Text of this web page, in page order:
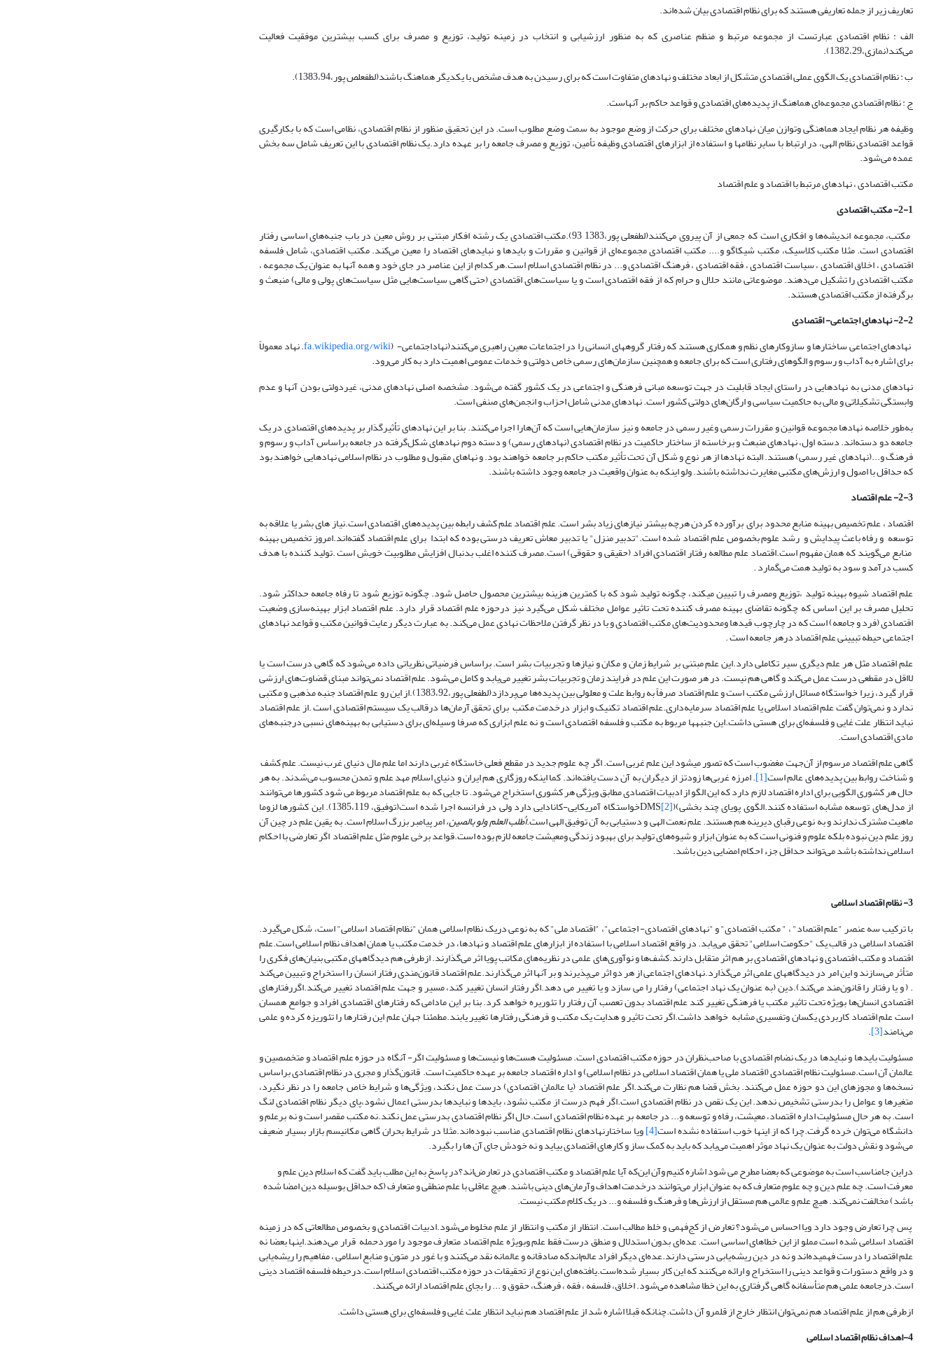
تعاریف زیر از جمله تعاریفی هستند که برای نظام اقتصادی بیان شده‌اند.
الف : نظام اقتصادی عبارتست از مجموعه مرتبط و منظم عناصری که به منظور ارزشیابی و انتخاب در زمینه تولید، توزیع و مصرف برای کسب بیشترین موفقیت فعالیت
می‌کند(نمازی،1382،29).
ب : نظام اقتصادی یک الگوی عملی اقتصادی متشکل از ابعاد مختلف و نهادهای متفاوت است که برای رسیدن به هدف مشخص با یکدیگر هماهنگ باشند(لطفعلص پور،1383،94).
ج : نظام اقتصادی مجموعه‌ای هماهنگ از پدیده‌های اقتصادی و قواعد حاکم بر آنهاست.
وظیفه هر نظام ایجاد هماهنگی وتوازن میان نهادهای مختلف برای حرکت از وضع موجود به سمت وضع مطلوب است. در این تحقیق منظور از نظام اقتصادی، نظامی است که با بکارگیری
قواعد اقتصادی نظام الهی، در ارتباط با سایر نظامها و استفاده از ابزارهای اقتصادی وظیفه تأمین، توزیع و مصرف جامعه را بر عهده دارد.یک نظام اقتصادی با این تعریف شامل سه بخش
عمده می‌شود.
مکتب اقتصادی ، نهادهای مرتبط با اقتصاد و علم اقتصاد
2-1- مکتب اقتصادی
مکتب، مجموعه اندیشه‌ها و افکاری است که جمعی از آن پیروی می‌کنند(لطفعلی پور،1383 93).مکتب اقتصادی یک رشته افکار مبتنی بر روش معین در باب جنبه‌های اساسی رفتار
اقتصادی است. مثلا مکتب کلاسیک، مکتب شیکاگو و.... مکتب اقتصادی مجموعه‌ای از قوانین و مقررات و بایدها و نبایدهای اقتصاد را معین می‌کند. مکتب اقتصادی، شامل فلسفه
اقتصادی ، اخلاق اقتصادی ، سیاست اقتصادی ، فقه اقتصادی ، فرهنگ اقتصادی و... در نظام اقتصادی اسلام است.هر کدام از این عناصر در جای خود و همه آنها به عنوان یک مجموعه ،
مکتب اقتصادی را تشکیل می‌دهند. موضوعاتی مانند حلال و حرام که از فقه اقتصادی است و یا سیاست‌های اقتصادی (حتی گاهی سیاست‌هایی مثل سیاست‌های پولی و مالی) منبعث و
برگرفته از مکتب اقتصادی هستند.
2-2- نهادهای اجتماعی- اقتصادی
نهادهای اجتماعی ساختارها و سازوکارهای نظم و همکاری هستند که رفتار گروههای انسانی را در اجتماعات معین راهبری می‌کنند(نهاداجتماعی- (fa.wikipedia.org/wiki. نهاد معمولاً
برای اشاره به آداب و رسوم و الگوهای رفتاری است که برای جامعه و همچنین سازمان‌های رسمی خاص دولتی و خدمات عمومی اهمیت دارد به کار می‌رود.
نهادهای مدنی به نهادهایی در راستای ایجاد قابلیت در جهت توسعه مبانی فرهنگی و اجتماعی در یک کشور گفته می‌شود. مشخصه اصلی نهادهای مدنی، غیردولتی بودن آنها و عدم
وابستگی تشکیلاتی و مالی به حاکمیت سیاسی و ارگان‌های دولتی کشور است. نهادهای مدنی شامل احزاب و انجمن‌های صنفی است.
به‌طور خلاصه نهادها مجموعه قوانین و مقررات رسمی وغیر رسمی در جامعه و نیز سازمان‌هایی است که آن‌هارا اجرا می‌کنند. بنا بر این نهادهای تأثیرگذار بر پدیده‌های اقتصادی در یک
جامعه دو دسته‌اند. دسته اول، نهادهای منبعث و برخاسته از ساختار حاکمیت در نظام اقتصادی (نهادهای رسمی) و دسته دوم نهادهای شکل‌گرفته در جامعه براساس آداب و رسوم و
فرهنگ و...(نهادهای غیر رسمی) هستند. البته نهادها از هر نوع و شکل آن تحت تأثیر مکتب حاکم بر جامعه خواهند بود. و نهاهای مقبول و مطلوب در نظام اسلامی نهادهایی خواهند بود
که حداقل با اصول و ارزش‌های مکتبی مغایرت نداشته باشند. ولو اینکه به عنوان واقعیت در جامعه وجود داشته باشند.
2-3- علم اقتصاد
اقتصاد ،‌ علم تخصیص بهینه منابع محدود برای برآورده کردن هرچه بیشتر نیازهای زیاد بشر است. علم اقتصاد علم کشف رابطه بین پدیده‌های اقتصادی است.نیاز های بشر یا علاقه به
توسعه و رفاه باعث پیدایش و رشد علوم بخصوص علم اقتصاد شده است."تدبیر منزل" یا تدبیر معاش تعریف درستی بوده که ابتدا برای علم اقتصاد گفته‌اند.امروز تخصیص بهینه
منابع می‌گویند که همان مفهوم است.اقتصاد علم مطالعه رفتار اقتصادی افراد (حقیقی و حقوقی) است.مصرف کننده اغلب بدنبال افزایش مطلوبیت خویش است .تولید کننده با هدف
کسب درآمد و سود به تولید همت می‌گمارد .
علم اقتصاد شیوه بهینه تولید ،توزیع ومصرف را تبیین می­کند، چگونه تولید شود که با کمترین هزینه بیشترین محصول حاصل شود. چگونه توزیع شود تا رفاه جامعه حداکثر شود.
تحلیل مصرف بر این اساس که چگونه تقاضای بهینه مصرف کننده تحت تاثیر عوامل مختلف شکل می‌گیرد نیز درحوزه علم اقتصاد قرار دارد‌. علم اقتصاد ابزار بهینه‌سازی وضعیت
اقتصادی (فرد و جامعه) است که در چارچوب قیدها ومحدودیت‌های مکتب اقتصادی و با در نظر گرفتن ملاحظات نهادی عمل می‌کند. به عبارت دیگر رعایت قوانین مکتب و قواعد نهادهای
اجتماعی حیطه تبیینی علم اقتصاد درهر جامعه است .
علم اقتصاد مثل هر علم دیگری سیر تکاملی دارد.این علم مبتنی بر شرایط زمان و مکان و نیازها و تجربیات بشر است. براساس فرضیاتی نظریاتی داده می‌شود که گاهی درست است یا
لااقل در مقطعی درست عمل می‌کند و گاهی هم نیست. در هر صورت این علم در فرایند زمان و تجربیات بشر تغییر می‌یابد و کامل می‌شود. علم اقتصاد نمی‌تواند مبنای قضاوت‌های ارزشی
قرار گیرد، زیرا خواستگاه مسائل ارزشی مکتب است و علم اقتصاد صرفاً به روابط علت و معلولی بین پدیده‌ها می‌پردازد(لطفعلی پور،1383،92).از این رو علم اقتصاد جنبه مذهبی و مکتبی
ندارد و نمی‌توان گفت علم اقتصاد اسلامی یا علم اقتصاد سرمایه‌داری.علم اقتصاد تکنیک و ابزار درخدمت مکتب برای تحقق آرمان‌ها درقالب یک سیستم اقتصادی است .از علم اقتصاد
نباید انتظار علت غایی و فلسفه‌ای برای هستی داشت.این جنبه­ها مربوط به مکتب و فلسفه اقتصادی است و نه علم ابزاری که صرفا وسیله‌ای برای دستیابی به بهینه‌های نسبی درجنبه‌های
مادی اقتصادی است.
گاهی علم اقتصاد مرسوم از آن‌جهت مغضوب است که تصور می­شود این علم غربی است. اگر چه علوم جدید در مقطع فعلی خاستگاه غربی دارند اما علم مال دنیای غرب نیست. علم کشف
و شناخت روابط بین پدیده‌های عالم است[1] . امرزه غربی‌ها زودتز از دیگران به آن دست یافته‌اند. کما اینکه روزگاری هم ایران و دنیای اسلام مهد علم و تمدن محسوب می‌شدند. به هر
حال هر کشوری الگویی برای اداره اقتصاد لازم دارد که این الگو از ادبیات اقتصادی مطابق ویژگی هر کشوری استخراج می‌شود. تا جایی که به علم اقتصاد مربوط می شود کشورها می‌توانند
از مدل‌های توسعه مشابه استفاده کنند.الگوی پویای چند بخشی)(DMS[2] خواستگاه آمریکایی-کانادایی دارد ولی در فرانسه اجرا شده است(توفیق، 1385،119). این کشورها لزوما
ماهیت مشترک ندارند و به نوعی رقبای دیرینه هم هستند. علم نعمت الهی و دستیابی به آن توفیق الهی است.اُطلب العلم ولو بالصین،امر پیامبر بزرگ اسلام است. به یقین علم در چین آن
روز علم دین نبوده بلکه علوم و فنونی است که به عنوان ابزار و شیوه‌های تولید برای بهبود زندگی ومعیشت جامعه لازم بوده است.قواعد برخی علوم مثل علم اقتصاد اگر تعارضی با احکام
اسلامی نداشته باشد می‌تواند حداقل جزء احکام امضایی دین باشد.
3- نظام اقتصاد اسلامی
با ترکیب سه عنصر "علم اقتصاد" ، " مکتب اقتصادی" و "نهادهای اقتصادی- اجتماعی"، "اقتصاد ملی" که به نوعی دریک نظام اسلامی همان "نظام اقتصاد اسلامی" است، شکل می‌گیرد.
اقتصاد اسلامی در قالب یک "حکومت اسلامی" تحقق می‌یابد. در واقع اقتصاد اسلامی با استفاده از ابزارهای علم اقتصاد و نهادها، در خدمت مکتب یا همان اهداف نظام اسلامی است.علم
اقتصاد و مکتب اقتصادی و نهادهای اقتصادی بر هم اثر متقابل دارند.کشف‌ها و نوآوری‌های علمی در نظریه‌های مکاتب پویا اثر می‌گذارند. ازطرفی هم دیدگاههای مکتبی بنیان‌های فکری را
متأثر می‌سازند و این امر در دیدگاههای علمی اثر می‌گذارد.نهادهای اجتماعی از هر دو اثر می‌پذیرند و بر آنها اثر می‌گذارند.علم اقتصاد قانون‌مندی رفتار انسان را استخراج و تبیین می‌کند
. ( و یا رفتار را قانون‌مند می‌کند).دین (‌به عنوان یک نهاد اجتماعی) رفتار را می سازد و یا تغییر می دهد.اگر رفتار انسان تغییر کند، مسیر و جهت علم اقتصاد تغییر می‌کند.اگررفتارهای
اقتصادی انسان‌ها بویژه تحت تاثیر مکتب یا فرهنگی تغییر کند علم اقتصاد بدون تعصب آن رفتار را تئوریره خواهد کرد. بنا بر این مادامی که رفتارهای اقتصادی افراد و جوامع همسان
است علم اقتصاد کاربردی یکسان وتفسیری مشابه خواهد داشت.اگر تحت تاثیر و هدایت یک مکتب و فرهنگی رفتارها تغییر یابند.مطمئنا جهان علم این رفتارها را تئوریزه کرده و علمی
می‌نامند[3]
.
مسئولیت بایدها و نبایدها در یک نضام اقتصادی با صاحب‌نظران در حوزه مکتب اقتصادی است. مسئولیت هست‌ها و نیست‌ها و مسئولیت اگر- آنگاه در حوزه علم اقتصاد و متخصصین و
عالمان آن است.مسئولیت نظام اقتصادی (اقتصاد ملی یا همان اقتصاد اسلامی در نظام اسلامی) و اداره اقتصاد جامعه بر عهده حاکمیت است. قانون‌گذار و مجری در نظام اقتصادی براساس
نسخه‌ها و مجوزهای این دو حوزه عمل می‌کنند. بخش قضا هم نظارت می‌کند.اگر علم اقتصاد (یا عالمان اقتصادی) درست عمل نکند، ویژگی‌ها و شرایط خاص جامعه را در نظر نگیرد،
متغیرها و عوامل را بدرستی تشخیص ندهد. این یک نقص در نظام اقتصادی است.اگر فهم درست از مکتب نشود، بایدها و نبایدها بدرستی اعمال نشود،پای دیگر نظام اقتصادی لنگ
است. به هر حال مسئولیت اداره اقتصاد، معیشت، رفاه و توسعه و... در جامعه بر عهده نظام اقتصادی است.حال اگر نظام اقتصادی بدرستی عمل نکند.نه مکتب مقصر است و نه برعلم و
دانشگاه می‌توان خرده گرفت.چرا که از اینها خوب استفاده نشده است[4] ویا ساختارنهادهای نظام اقتصادی مناسب نبوده‌اند.مثلا در شرایط بحران گاهی مکانیسم بازار بسیار ضعیف
می‌شود و نقش دولت به عنوان یک نهاد موثر اهمیت می‌یابد که باید به کمک ساز و کارهای اقتصادی بیاید و نه خودش جای آن ها را بگیرد.
دراین جامناسب است به موضوعی که بعضا مطرح می شود اشاره کنیم وآن این‌که آیا علم اقتصاد و مکتب اقتصادی در تعارض‌اند؟در پاسخ به این مطلب باید گفت که اسلام دین علم و
معرفت است. چه علم دین و چه علوم متعارف که به عنوان ابزار می‌توانند درخدمت اهداف وآرمان‌های دینی باشند. هیچ عاقلی با علم منطقی و متعارف (که حداقل بوسیله دین امضا شده
باشد) مخالفت نمی‌کند. هیچ علم و عالمی هم مستقل از ارزش‌ها و فرهنگ و فلسفه و... در یک کلام مکتب نیست.
پس چرا تعارض وجود دارد ویا احساس می‌شود؟ تعارض از کج‌فهمی و خلط مطالب است. انتظار از مکتب و انتظار از علم مخلوط می‌شود.ادبیات اقتصادی و بخصوص مطالعاتی که در زمینه
اقتصاد اسلامی شده است مملو از این خطاهای اساسی است. عده‌ای بدون استدلال و منطق درست فقط علم وبویژه علم اقتصاد متعارف موجود را موردحمله قرار می‌‌دهند.اینها بعضا نه
علم اقتصاد را درست فهمیده‌اند و نه در دین ریشه‌یابی درستی دارند.عده‌ای دیگر افراد عالم‌اندکه صادقانه و عالمانه نقد می‌کنند و با غور در متون و منابع اسلامی ، مفاهیم را ریشه‌یابی
و در واقع دستورات و قواعد دینی را استخراج و ارائه می‌کنند که این کار بسیار شده‌است.یافته‌های این نوع از تحقیقات در حوزه مکتب اقتصادی اسلام است.درحیطه فلسفه اقتصاد دینی
است.درجامعه علمی هم متأسفانه گاهی گرفتاری به این خطا مشاهده می‌شود. اخلاق، فلسفه ، فقه ، فرهنگ، حقوق و ... را بجای علم اقتصاد ارائه می‌کنند.
ازطرفی هم از علم اقتصاد هم نمی‌توان انتظار خارج از قلمرو آن داشت.چنانکه قبلا اشاره شد از علم اقتصاد هم نباید انتظار علت غایی و فلسفه‌ای برای هستی داشت.
4-اهداف نظام اقتصاد اسلامی